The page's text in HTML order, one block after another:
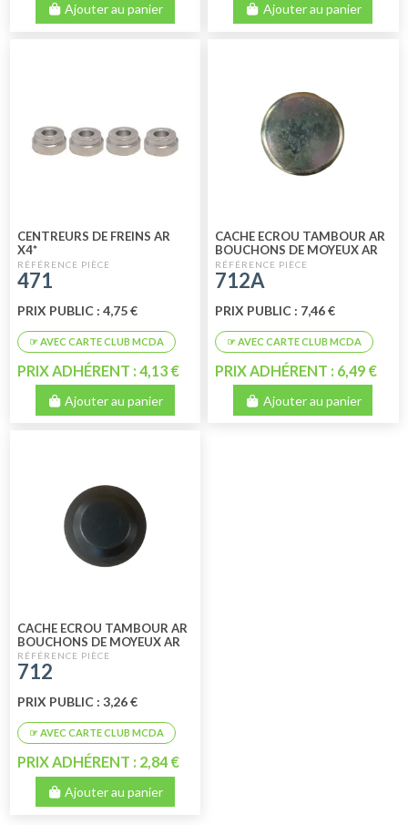
Ajouter au panier Ajouter au panier
CENTREURS DE FREINS AR
X4*
471
PRIX PUBLIC : 4,75 €
PRIX ADHÉRENT : 4,13 €
Ajouter au panier
CACHE ECROU TAMBOUR AR
BOUCHONS DE MOYEUX AR
ORIGINE
712A
PRIX PUBLIC : 7,46 €
PRIX ADHÉRENT : 6,49 €
Ajouter au panier
CACHE ECROU TAMBOUR AR
BOUCHONS DE MOYEUX AR
712
PRIX PUBLIC : 3,26 €
PRIX ADHÉRENT : 2,84 €
Ajouter au panier